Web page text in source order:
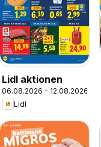
Lidl aktionen
06.08.2026 - 12.08.2026
Lidl